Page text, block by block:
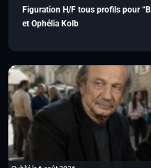
Figuration H/F tous profils pour
et Ophélia Kolb